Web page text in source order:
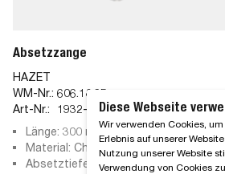
Absetzzange
HAZET
WM-Nr.: 606.18.65
Art-Nr.:
1932-1
Länge: 300 mm
Material: Chrom-Vanadium-Stahl
Absetztiefe: 12 mm
Diese Webseite
Wir verwenden Cookies,
Erlebnis auf unserer
Nutzung unserer Website
Verwendung von Cookies